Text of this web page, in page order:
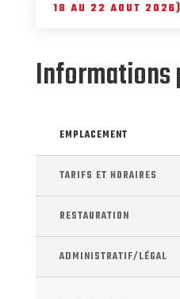
18 AU 22 AOUT 2026)
Informations
EMPLACEMENT
TARIFS ET HORAIRES
RESTAURATION
ADMINISTRATIF/LÉGAL